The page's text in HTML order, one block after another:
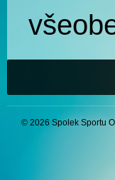
© 2026 Spolek Sportu